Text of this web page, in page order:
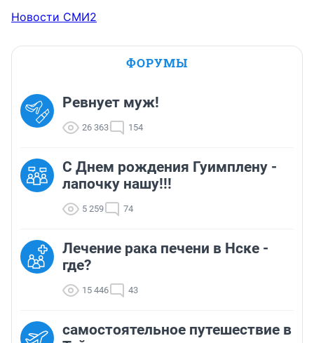
Новости СМИ2
ФОРУМЫ
Ревнует муж!
26 363 154
С Днем рождения Гуимплену -
лапочку нашу!!!
5 259 74
Лечение рака печени в Нске -
где?
15 446 43
самостоятельное путешествие в